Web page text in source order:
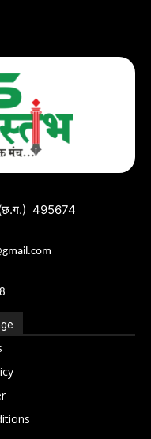
(छ.ग.) 495674